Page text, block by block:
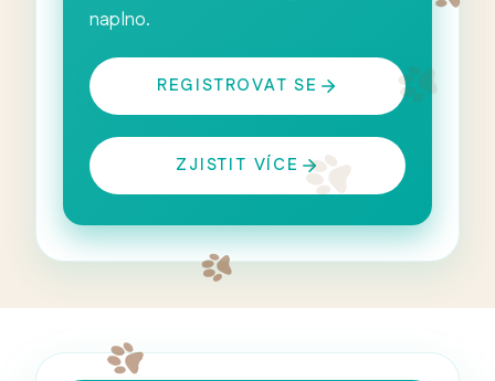
naplno.
REGISTROVAT SE
ZJISTIT VÍCE